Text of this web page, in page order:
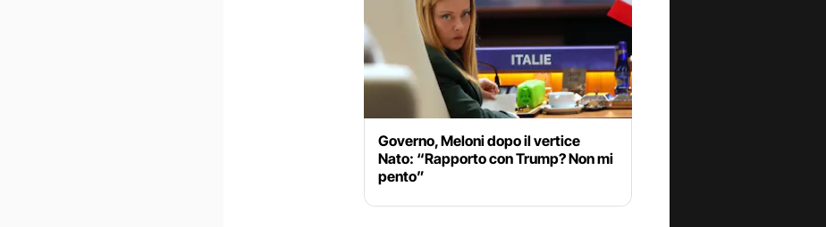
Governo, Meloni dopo il vertice
Nato: “Rapporto con Trump? Non mi
pento”